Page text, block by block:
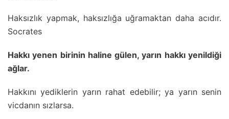
Haksızlık yapmak, haksızlığa uğramaktan daha acıdır.
Socrates
Hakkı yenen birinin haline gülen, yarın hakkı yenildiği
ağlar.
Hakkını yediklerin yarın rahat edebilir; ya yarın senin
vicdanın sızlarsa.